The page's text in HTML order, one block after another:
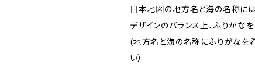
日本地図の地方名と海の名称には
デザインのバランス上、ふりがな
(地方名と海の名称にふりがなを
い）